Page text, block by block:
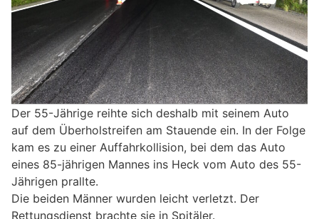
Der 55-Jährige reihte sich deshalb mit seinem Auto
auf dem Überholstreifen am Stauende ein. In der Folge
kam es zu einer Auffahrkollision, bei dem das Auto
eines 85-jährigen Mannes ins Heck vom Auto des 55-
Jährigen prallte.
Die beiden Männer wurden leicht verletzt. Der
Rettungsdienst brachte sie in Spitäler.